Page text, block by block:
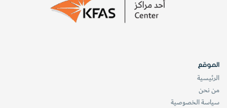
الموقع
الرئيسية
من نحن
سياسة الخصوصية